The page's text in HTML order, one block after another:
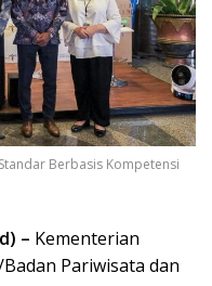
Berbasis Kompetensi
– Kementerian
Pariwisata dan